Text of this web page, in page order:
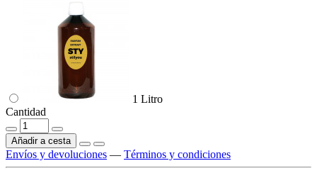
1 Litro
Cantidad
Añadir a cesta
Envíos y devoluciones — Términos y condiciones